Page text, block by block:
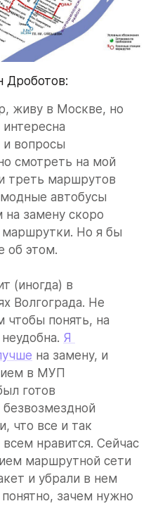
Дроботов:
живу в Москве, но
и вопросы
смотреть на мой
треть маршрутов
автобусы
на замену скоро
маршрутки. Но я бы
об этом.
(иногда) в
Волгограда. Не
чтобы понять, на
Я
на замену, и
в МУП
готов
что все и так
нравится. Сейчас
маршрутной сети
и убрали в нем
зачем нужно